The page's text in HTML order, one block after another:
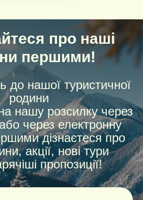
про наші
першими!
до нашої туристичної
родини
нашу розсилку через
через електронну
дізнаєтеся про
акції, нові тури
пропозиції!